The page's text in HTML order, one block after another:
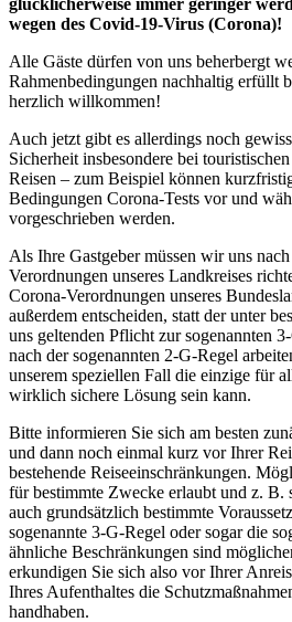
glücklicherweise immer geringer
wegen des Covid-19-Virus (Corona)!
Alle Gäste dürfen von uns beherbergt
Rahmenbedingungen nachhaltig erfüllt
herzlich willkommen!
Auch jetzt gibt es allerdings noch
Sicherheit insbesondere bei
Reisen – zum Beispiel können
Bedingungen Corona-Tests vor und
vorgeschrieben werden.
Als Ihre Gastgeber müssen wir uns
Verordnungen unseres Landkreises
Corona-Verordnungen unseres
außerdem entscheiden, statt der unter
uns geltenden Pflicht zur sogenannten
nach der sogenannten 2-G-Regel
unserem speziellen Fall die einzige für
wirklich sichere Lösung sein kann.
Bitte informieren Sie sich am besten
und dann noch einmal kurz vor Ihrer
bestehende Reiseeinschränkungen.
für bestimmte Zwecke erlaubt und z. B.
auch grundsätzlich bestimmte
sogenannte 3-G-Regel oder sogar die
ähnliche Beschränkungen sind
erkundigen Sie sich also vor Ihrer
Ihres Aufenthaltes die
handhaben.